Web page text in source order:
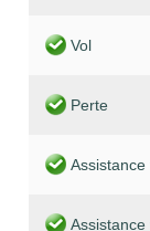
Vol
Perte